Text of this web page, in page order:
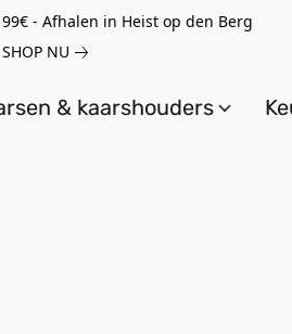
- Afhalen in Heist op den Berg
SHOP NU
& kaarshouders